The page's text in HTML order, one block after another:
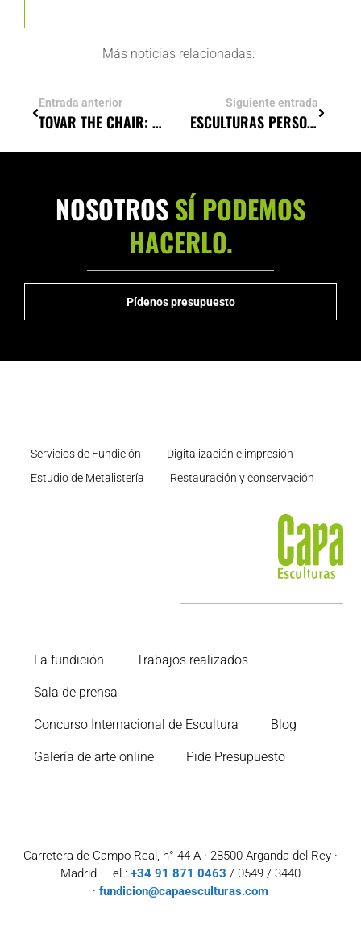
Más noticias relacionadas:
Entrada anterior
TOVAR THE CHAIR: ESCULTURA SURREALISTA EN TIMES SQUARE
Siguiente entrada
ESCULTURAS PERSONALIZADAS: CÓMO CREAR UNA OBRA ÚNICA
Pídenos presupuesto
NOSOTROSSÍ PODEMOS
HACERLO.
Servicios de Fundición
Digitalización e impresión
Estudio de Metalistería
Restauración y conservación
La fundición Trabajos realizados
Sala de prensa
Concurso Internacional de Escultura Blog
Galería de arte online Pide Presupuesto
Carretera de Campo Real, n° 44 A · 28500 Arganda del Rey ·
Madrid · Tel.: +34 91 871 0463 / 0549 / 3440
· fundicion@capaesculturas.com